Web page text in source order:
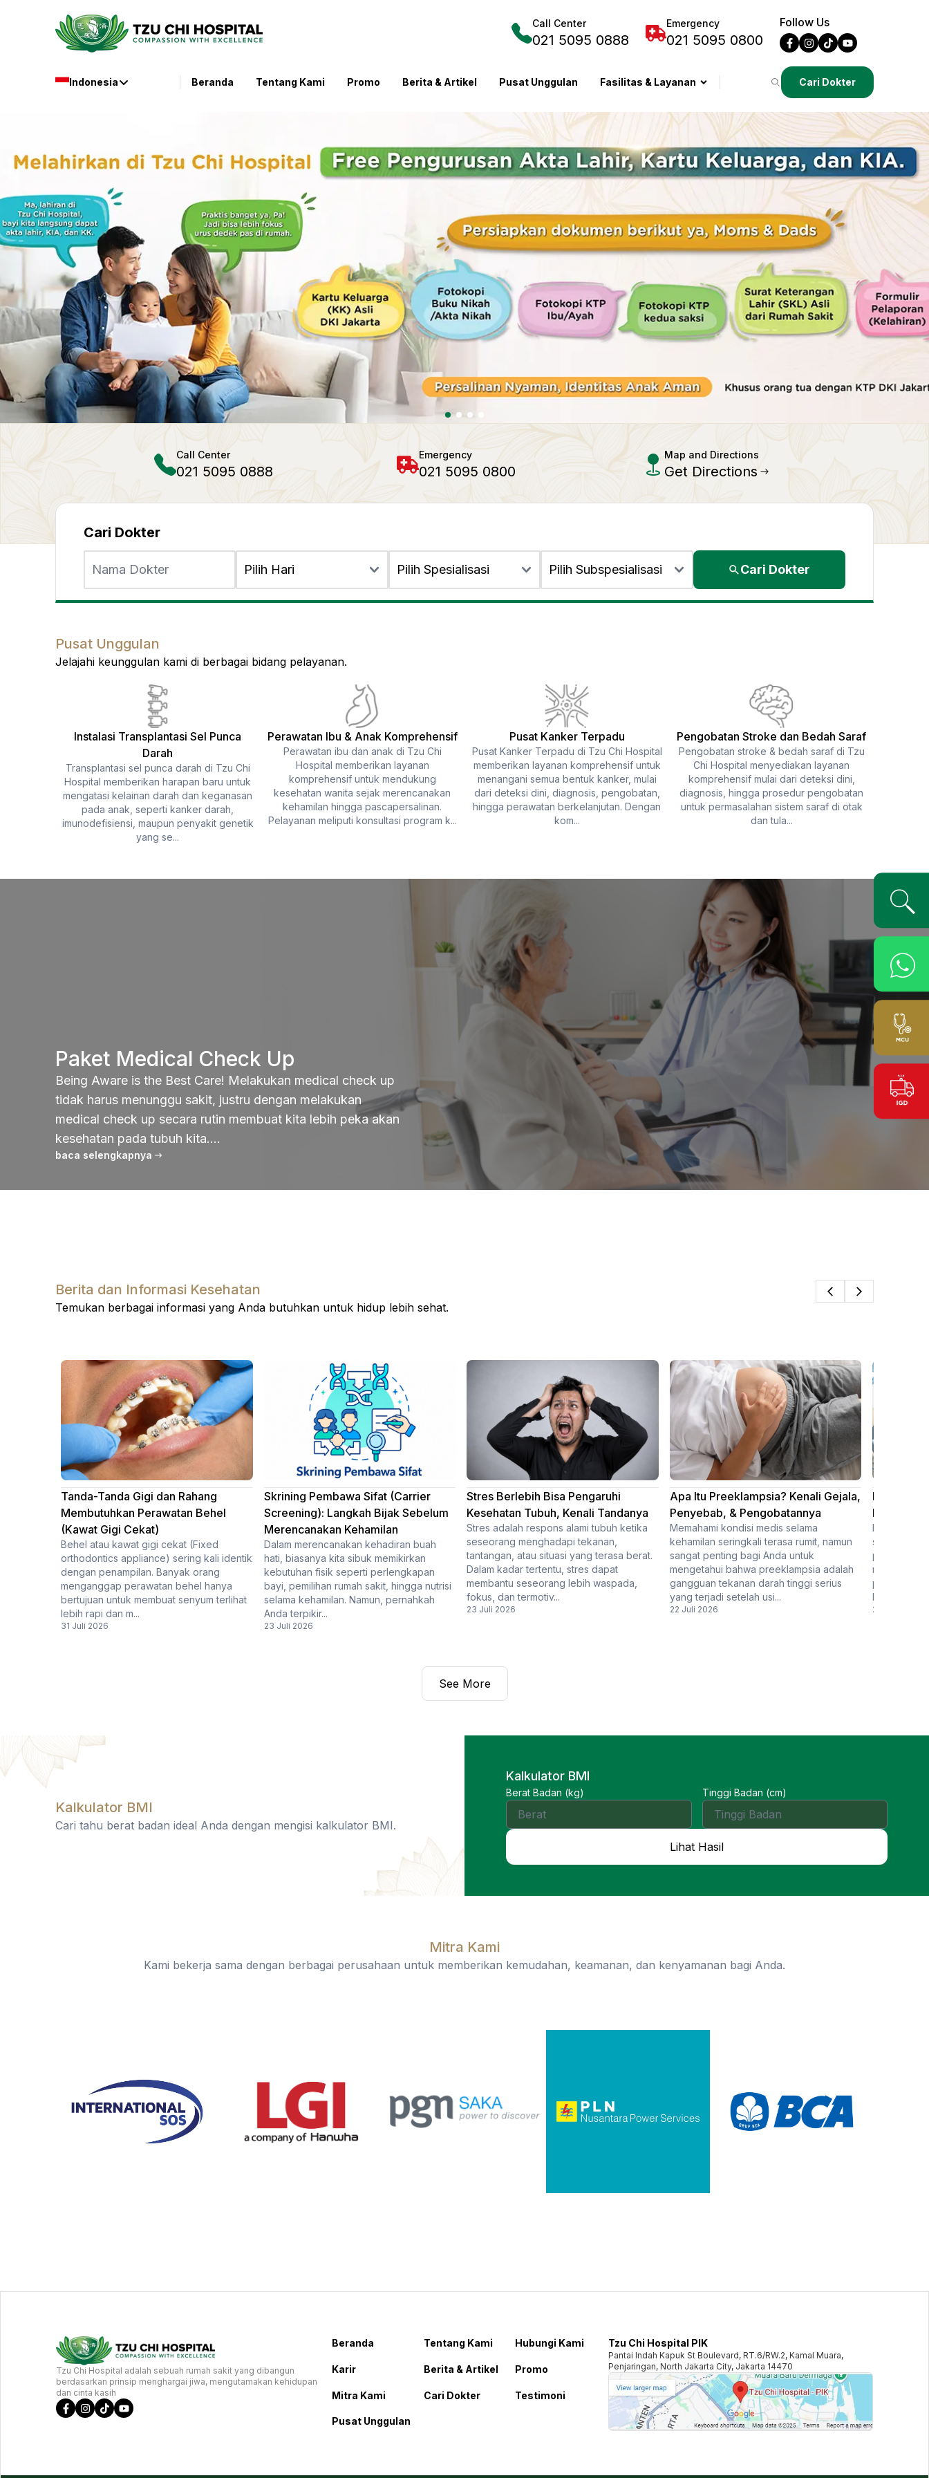
Call Center
021 5095 0888
Emergency
021 5095 0800
Follow Us
Indonesia Beranda Tentang Kami Promo Berita & Artikel Pusat Unggulan Fasilitas & Layanan Cari Dokter
Call Center
021 5095 0888
Emergency
021 5095 0800
Map and Directions
Get Directions
Cari Dokter
Cari Dokter
Pusat Unggulan
Jelajahi keunggulan kami di berbagai bidang pelayanan.
Instalasi Transplantasi Sel Punca
Darah
Transplantasi sel punca darah di Tzu Chi
Hospital memberikan harapan baru untuk
mengatasi kelainan darah dan keganasan
pada anak, seperti kanker darah,
imunodefisiensi, maupun penyakit genetik
yang se...
Perawatan Ibu & Anak Komprehensif
Perawatan ibu dan anak di Tzu Chi
Hospital memberikan layanan
komprehensif untuk mendukung
kesehatan wanita sejak merencanakan
kehamilan hingga pascapersalinan.
Pelayanan meliputi konsultasi program k...
Pusat Kanker Terpadu
Pusat Kanker Terpadu di Tzu Chi Hospital
memberikan layanan komprehensif untuk
menangani semua bentuk kanker, mulai
dari deteksi dini, diagnosis, pengobatan,
hingga perawatan berkelanjutan. Dengan
kom...
Pengobatan Stroke dan Bedah Saraf
Pengobatan stroke & bedah saraf di Tzu
Chi Hospital menyediakan layanan
komprehensif mulai dari deteksi dini,
diagnosis, hingga prosedur pengobatan
untuk permasalahan sistem saraf di otak
dan tula...
Paket Medical Check Up
Being Aware is the Best Care! Melakukan medical check up
tidak harus menunggu sakit, justru dengan melakukan
medical check up secara rutin membuat kita lebih peka akan
kesehatan pada tubuh kita....
baca selengkapnya
Berita dan Informasi Kesehatan
Temukan berbagai informasi yang Anda butuhkan untuk hidup lebih sehat.
Tanda-Tanda Gigi dan Rahang
Membutuhkan Perawatan Behel
(Kawat Gigi Cekat)
Behel atau kawat gigi cekat (Fixed
orthodontics appliance) sering kali identik
dengan penampilan. Banyak orang
menganggap perawatan behel hanya
bertujuan untuk membuat senyum terlihat
lebih rapi dan m...
31 Juli 2026
Skrining Pembawa Sifat (Carrier
Screening): Langkah Bijak Sebelum
Merencanakan Kehamilan
Dalam merencanakan kehadiran buah
hati, biasanya kita sibuk memikirkan
kebutuhan fisik seperti perlengkapan
bayi, pemilihan rumah sakit, hingga nutrisi
selama kehamilan. Namun, pernahkah
Anda terpikir...
23 Juli 2026
Stres Berlebih Bisa Pengaruhi
Kesehatan Tubuh, Kenali Tandanya
Stres adalah respons alami tubuh ketika
seseorang menghadapi tekanan,
tantangan, atau situasi yang terasa berat.
Dalam kadar tertentu, stres dapat
membantu seseorang lebih waspada,
fokus, dan termotiv...
23 Juli 2026
Apa Itu Preeklampsia? Kenali Gejala,
Penyebab, & Pengobatannya
Memahami kondisi medis selama
kehamilan seringkali terasa rumit, namun
sangat penting bagi Anda untuk
mengetahui bahwa preeklampsia adalah
gangguan tekanan darah tinggi serius
yang terjadi setelah usi...
22 Juli 2026
Daftar
Indonesia
Dokter
spesialis
radiasi.
prosedur
berenergi
20 Juli 2026
See More
Kalkulator BMI
Cari tahu berat badan ideal Anda dengan mengisi kalkulator BMI.
Kalkulator BMI
Berat Badan (kg) Tinggi Badan (cm)
Lihat Hasil
Mitra Kami
Kami bekerja sama dengan berbagai perusahaan untuk memberikan kemudahan, keamanan, dan kenyamanan bagi Anda.
Tzu Chi Hospital adalah sebuah rumah sakit yang dibangun
berdasarkan prinsip menghargai jiwa, mengutamakan kehidupan
dan cinta kasih
Beranda Tentang Kami Hubungi Kami
Karir Berita & Artikel Promo
Mitra Kami Cari Dokter Testimoni
Pusat Unggulan
Tzu Chi Hospital PIK
Pantai Indah Kapuk St Boulevard, RT.6/RW.2, Kamal Muara,
Penjaringan, North Jakarta City, Jakarta 14470